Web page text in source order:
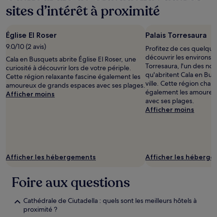
sites d’intérêt à proximité
Église El Roser
9.0/10 (2 avis)
Cala en Busquets abrite Église El Roser, une
curiosité à découvrir lors de votre périple.
Cette région relaxante fascine également les
amoureux de grands espaces avec ses plages.
Afficher moins
Afficher les hébergements
Palais Torresaura
Profitez de ces
découvrir les environs
Torresaura, l'un des
qu'abritent Cala en
ville. Cette région
également les
avec ses plages.
Afficher moins
Afficher les
Foire aux questions
Cathédrale de Ciutadella : quels sont les meilleurs hôtels à
proximité ?